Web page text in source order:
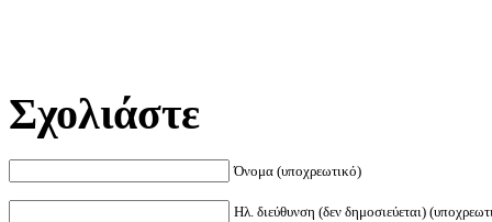
Σχολιάστε
Όνομα (υποχρεωτικό)
Ηλ. διεύθυνση (δεν δημοσιεύεται)